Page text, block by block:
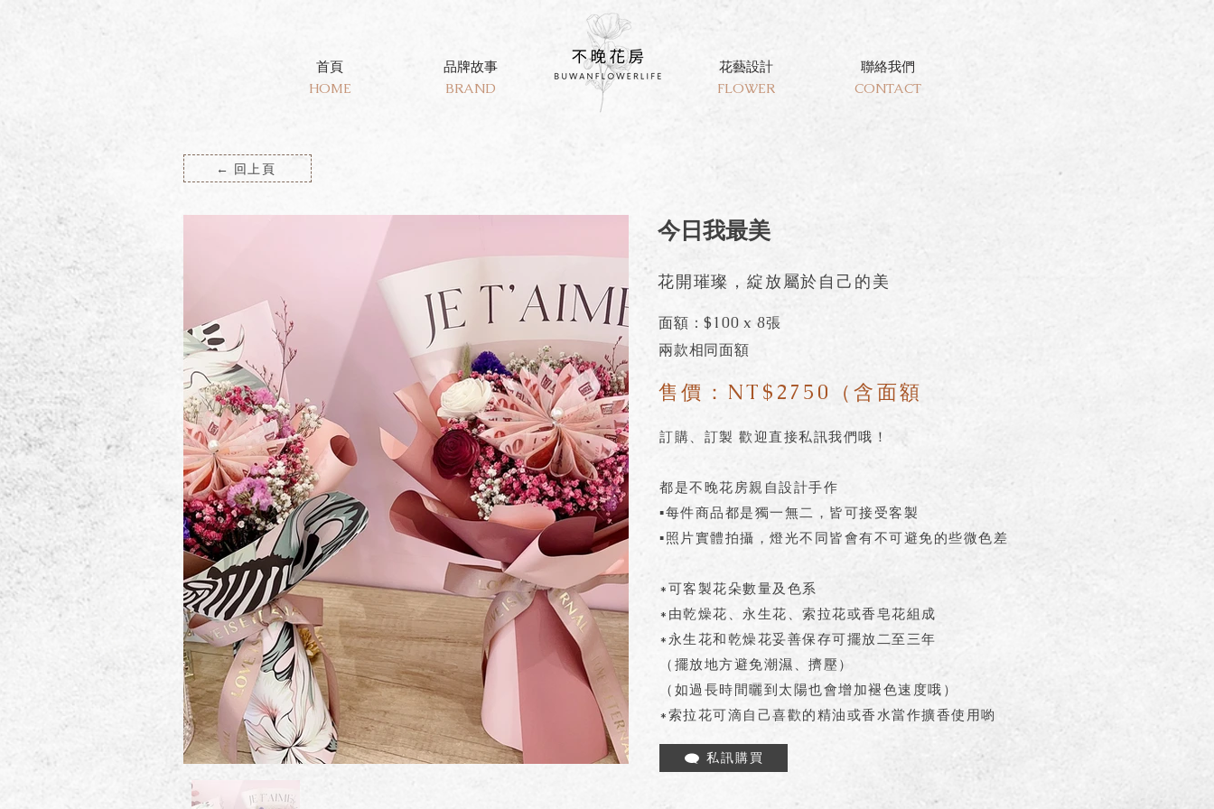
首頁
HOME
BRAND
品牌故事
FLOWER
花藝設計
CONTACT
聯絡我們
← 回上頁
今日我最美
花開璀璨，綻放屬於自己的美
面額：$100 x 8張
兩款相同面額
售價：NT$2750（含面額
訂購、訂製 歡迎直接私訊我們哦！
都是不晚花房親自設計手作
▪每件商品都是獨一無二，皆可接受客製
▪照片實體拍攝，燈光不同皆會有不可避免的些微色差
*可客製花朵數量及色系
*由乾燥花、永生花、索拉花或香皂花組成
*永生花和乾燥花妥善保存可擺放二至三年
（擺放地方避免潮濕、擠壓）
（如過長時間曬到太陽也會增加褪色速度哦）
*索拉花可滴自己喜歡的精油或香水當作擴香使用喲
私訊購買